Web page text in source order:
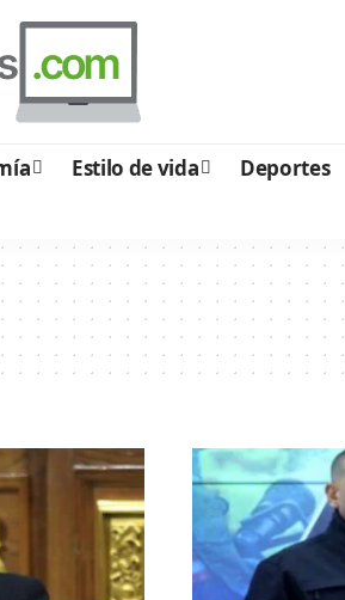
Estilo de vida Deportes